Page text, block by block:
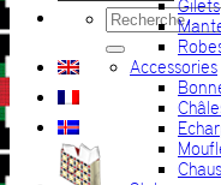
Recherche
pour :
Gilets
Accessories